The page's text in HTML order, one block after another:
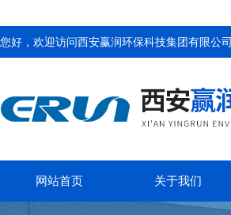
您好，欢迎访问西安赢润环保科技集团有限公司
网站首页 关于我们